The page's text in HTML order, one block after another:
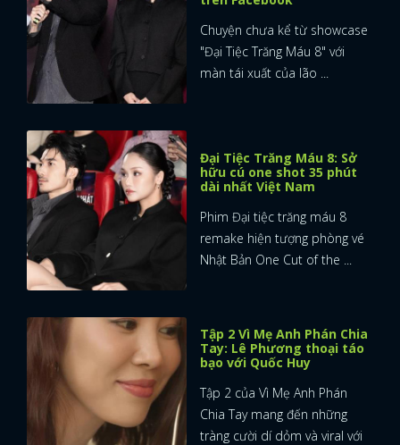
Chuyện chưa kể từ showcase
"Đại Tiệc Trăng Máu 8" với
màn tái xuất của lão ...
Đại Tiệc Trăng Máu 8: Sở
hữu cú one shot 35 phút
dài nhất Việt Nam
Phim Đại tiệc trăng máu 8
remake hiện tượng phòng vé
Nhật Bản One Cut of the ...
Tập 2 Vì Mẹ Anh Phán Chia
Tay: Lê Phương thoại táo
bạo với Quốc Huy
Tập 2 của Vì Mẹ Anh Phán
Chia Tay mang đến những
tràng cười dí dỏm và viral với